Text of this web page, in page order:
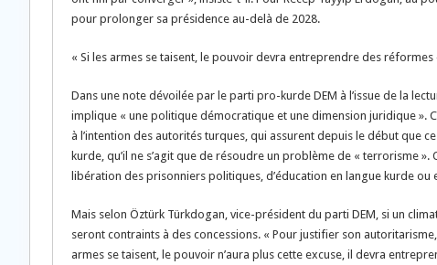
pour prolonger sa présidence au-delà de 2028.
« Si les armes se taisent, le pouvoir devra entreprendre des réformes
Dans une note dévoilée par le parti pro-kurde DEM à l’issue de la
implique « une politique démocratique et une dimension juridique ».
à l’intention des autorités turques, qui assurent depuis le début que
kurde, qu’il ne s’agit que de résoudre un problème de « terrorisme
libération des prisonniers politiques, d’éducation en langue kurde
Mais selon Öztürk Türkdogan, vice-président du parti DEM, si un
seront contraints à des concessions. « Pour justifier son
armes se taisent, le pouvoir n’aura plus cette excuse, il devra